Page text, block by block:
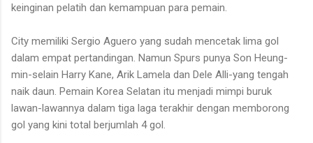
keinginan pelatih dan kemampuan para pemain.
City memiliki Sergio Aguero yang sudah mencetak lima gol
dalam empat pertandingan. Namun Spurs punya Son Heung-
min-selain Harry Kane, Arik Lamela dan Dele Alli-yang tengah
naik daun. Pemain Korea Selatan itu menjadi mimpi buruk
lawan-lawannya dalam tiga laga terakhir dengan memborong
gol yang kini total berjumlah 4 gol.